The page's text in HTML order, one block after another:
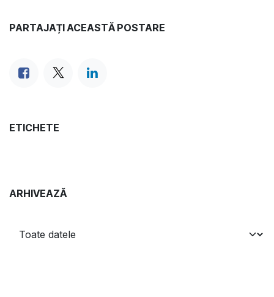
PARTAJAȚI ACEASTĂ POSTARE
ETICHETE
ARHIVEAZĂ